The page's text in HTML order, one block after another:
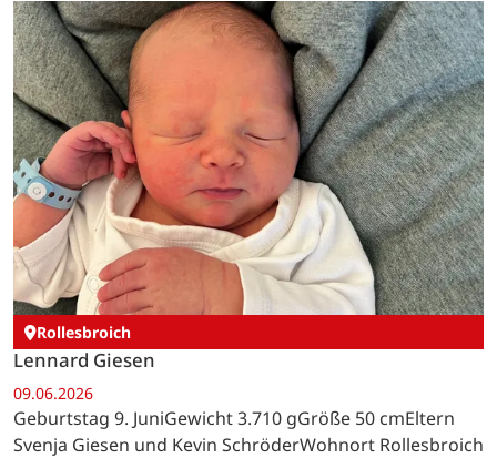
Rollesbroich
Lennard Giesen
09.06.2026
Geburtstag 9. JuniGewicht 3.710 gGröße 50 cmEltern
Svenja Giesen und Kevin SchröderWohnort Rollesbroich